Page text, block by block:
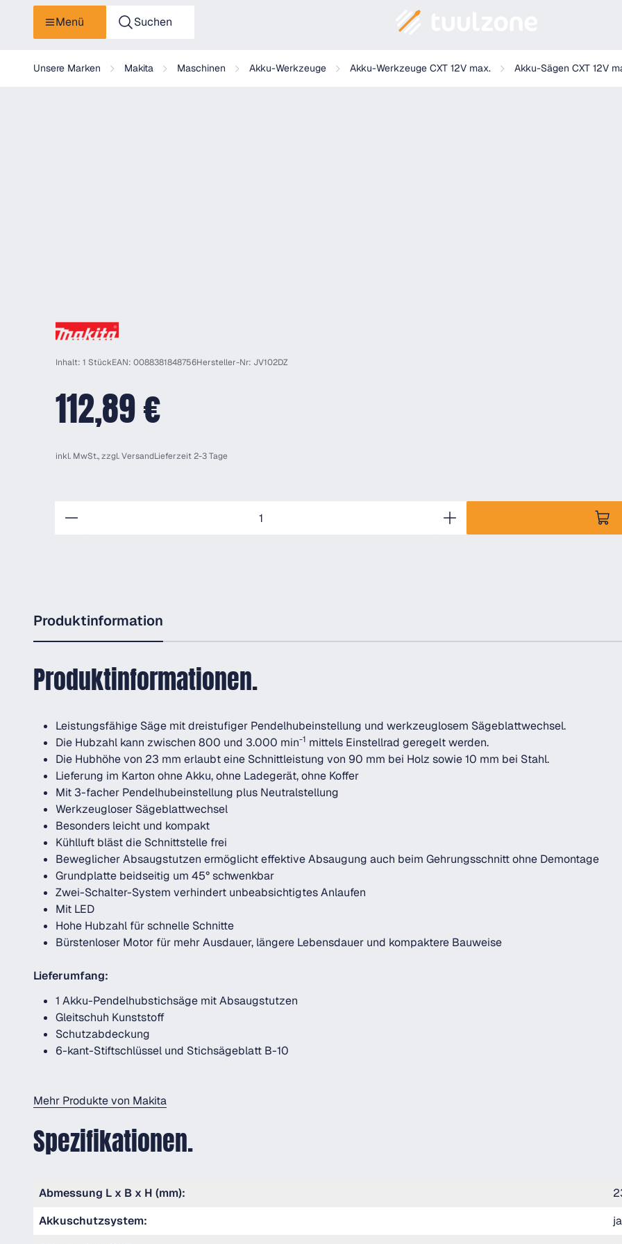
Menü Suchen
Unsere Marken Makita Maschinen Akku-Werkzeuge Akku-Werkzeuge CXT 12V max. Akku-Sägen CXT 12V
Makita Akku-Pendelhubstichsäge - JV102DZ
Inhalt: 1 StückEAN: 0088381848756Hersteller-Nr: JV102DZ
112,89 €
inkl. MwSt., zzgl.VersandLieferzeit 2-3 Tage
Produktinformation
Produktinformationen.
Leistungsfähige Säge mit dreistufiger Pendelhubeinstellung und werkzeuglosem Sägeblattwechsel.
Die Hubzahl kann zwischen 800 und 3.000 min-1 mittels Einstellrad geregelt werden.
Die Hubhöhe von 23 mm erlaubt eine Schnittleistung von 90 mm bei Holz sowie 10 mm bei Stahl.
Lieferung im Karton ohne Akku, ohne Ladegerät, ohne Koffer
Mit 3-facher Pendelhubeinstellung plus Neutralstellung
Werkzeugloser Sägeblattwechsel
Besonders leicht und kompakt
Kühlluft bläst die Schnittstelle frei
Beweglicher Absaugstutzen ermöglicht effektive Absaugung auch beim Gehrungsschnitt ohne Demontage
Grundplatte beidseitig um 45° schwenkbar
Zwei-Schalter-System verhindert unbeabsichtigtes Anlaufen
Mit LED
Hohe Hubzahl für schnelle Schnitte
Bürstenloser Motor für mehr Ausdauer, längere Lebensdauer und kompaktere Bauweise
Lieferumfang:
1 Akku-Pendelhubstichsäge mit Absaugstutzen
Gleitschuh Kunststoff
Schutzabdeckung
6-kant-Stiftschlüssel und Stichsägeblatt B-10
Mehr Produkte von Makita
Spezifikationen.
Abmessung L x B x H (mm):
Akkuschutzsystem:
ja